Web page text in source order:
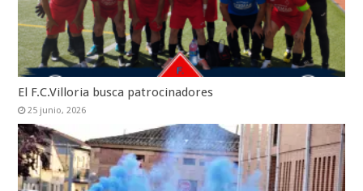
El F.C.Villoria busca patrocinadores
25 junio, 2026